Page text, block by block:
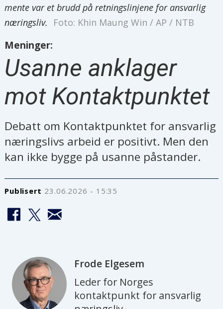
mente var et brudd på retningslinjene for ansvarlig
næringsliv.
Foto: Khin Maung Win / AP / NTB
Meninger:
Usanne anklager
mot Kontaktpunktet
Debatt om Kontaktpunktet for ansvarlig
næringslivs arbeid er positivt. Men den
kan ikke bygge på usanne påstander.
Publisert 23.06.2026 - 15:35
Frode Elgesem
Leder for Norges
kontaktpunkt for ansvarlig